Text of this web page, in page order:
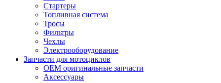
Стартеры
Топливная система
Тросы
Фильтры
Чехлы
Электрооборудование
Запчасти для мотоциклов
OEM оригинальные запчасти
Аксессуары